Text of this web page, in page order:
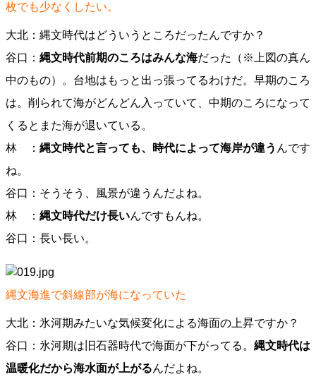
枚でも少なくしたい。
大北：縄文時代はどういうところだったんですか？
谷口： 縄文時代前期のころはみんな海だった（※上図の真ん
中のもの）。台地はもっと出っ張ってるわけだ。早期のころ
は。削られて海がどんどん入っていて、中期のころになって
くるとまた海が退いている。
林 ： 縄文時代と言っても、時代によって海岸が違う んです
ね。
谷口：そうそう、風景が違うんだよね。
林 ： 縄文時代だけ長いんですもんね。
谷口：長い長い。
縄文海進で斜線部が海になっていた
大北：氷河期みたいな気候変化による海面の上昇ですか？
谷口：氷河期は旧石器時代で海面が下がってる。 縄文時代は
温暖化だから海水面が上がるんだよね。